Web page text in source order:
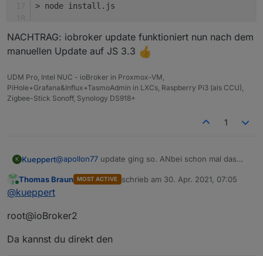
> node install.js
npm WARN notsup SKIPPING OPTIONAL
npm WARN optional SKIPPING OPTIONAL
npm WARN bl@0.7.0 requires a peer of stream-
+ iobroker.js-controller@3.
`npm fund` details
NACHTRAG: iobroker update funktioniert nun nach dem
manuellen Update auf JS 3.3
UDM Pro, Intel NUC - ioBroker in Proxmox-VM,
PiHole+Grafana&Influx+TasmoAdmin in LXCs, Raspberry Pi3 (als CCU),
Zigbee-Stick Sonoff, Synology DS918+
1
K Kueppert@apollon77 update ging so. ANbei schon mal das
Update dann geht:
root@ioBroker2:~# iobroker stop
npm WARN deprecated request@2.88.2:
> iobroker.js-controller@3.3.1 preinstall /
dem manuellen Update auf JS 3.3
Online
Thomas Braun MOST ACTIVE schrieb am 30. Apr. 2021, 07:05
zuletzt editiert von
@kueppert
root@ioBroker2
Da kannst du direkt den